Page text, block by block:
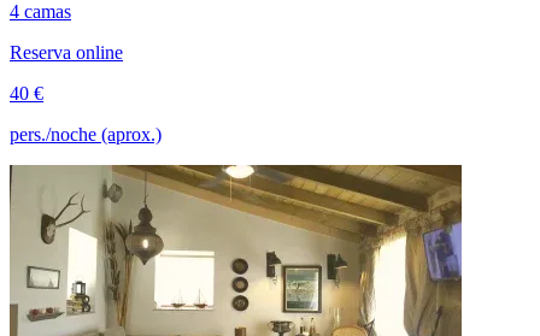
4 camas
Reserva online
40 €
pers./noche (aprox.)